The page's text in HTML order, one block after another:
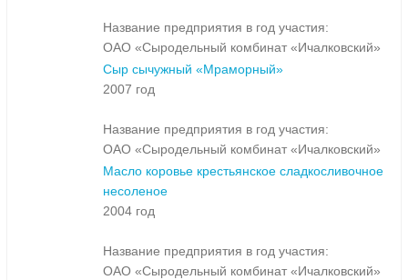
Название предприятия в год участия:
ОАО «Сыродельный комбинат «Ичалковский»
Сыр сычужный «Мраморный»
2007 год
Название предприятия в год участия:
ОАО «Сыродельный комбинат «Ичалковский»
Масло коровье крестьянское сладкосливочное
несоленое
2004 год
Название предприятия в год участия:
ОАО «Сыродельный комбинат «Ичалковский»